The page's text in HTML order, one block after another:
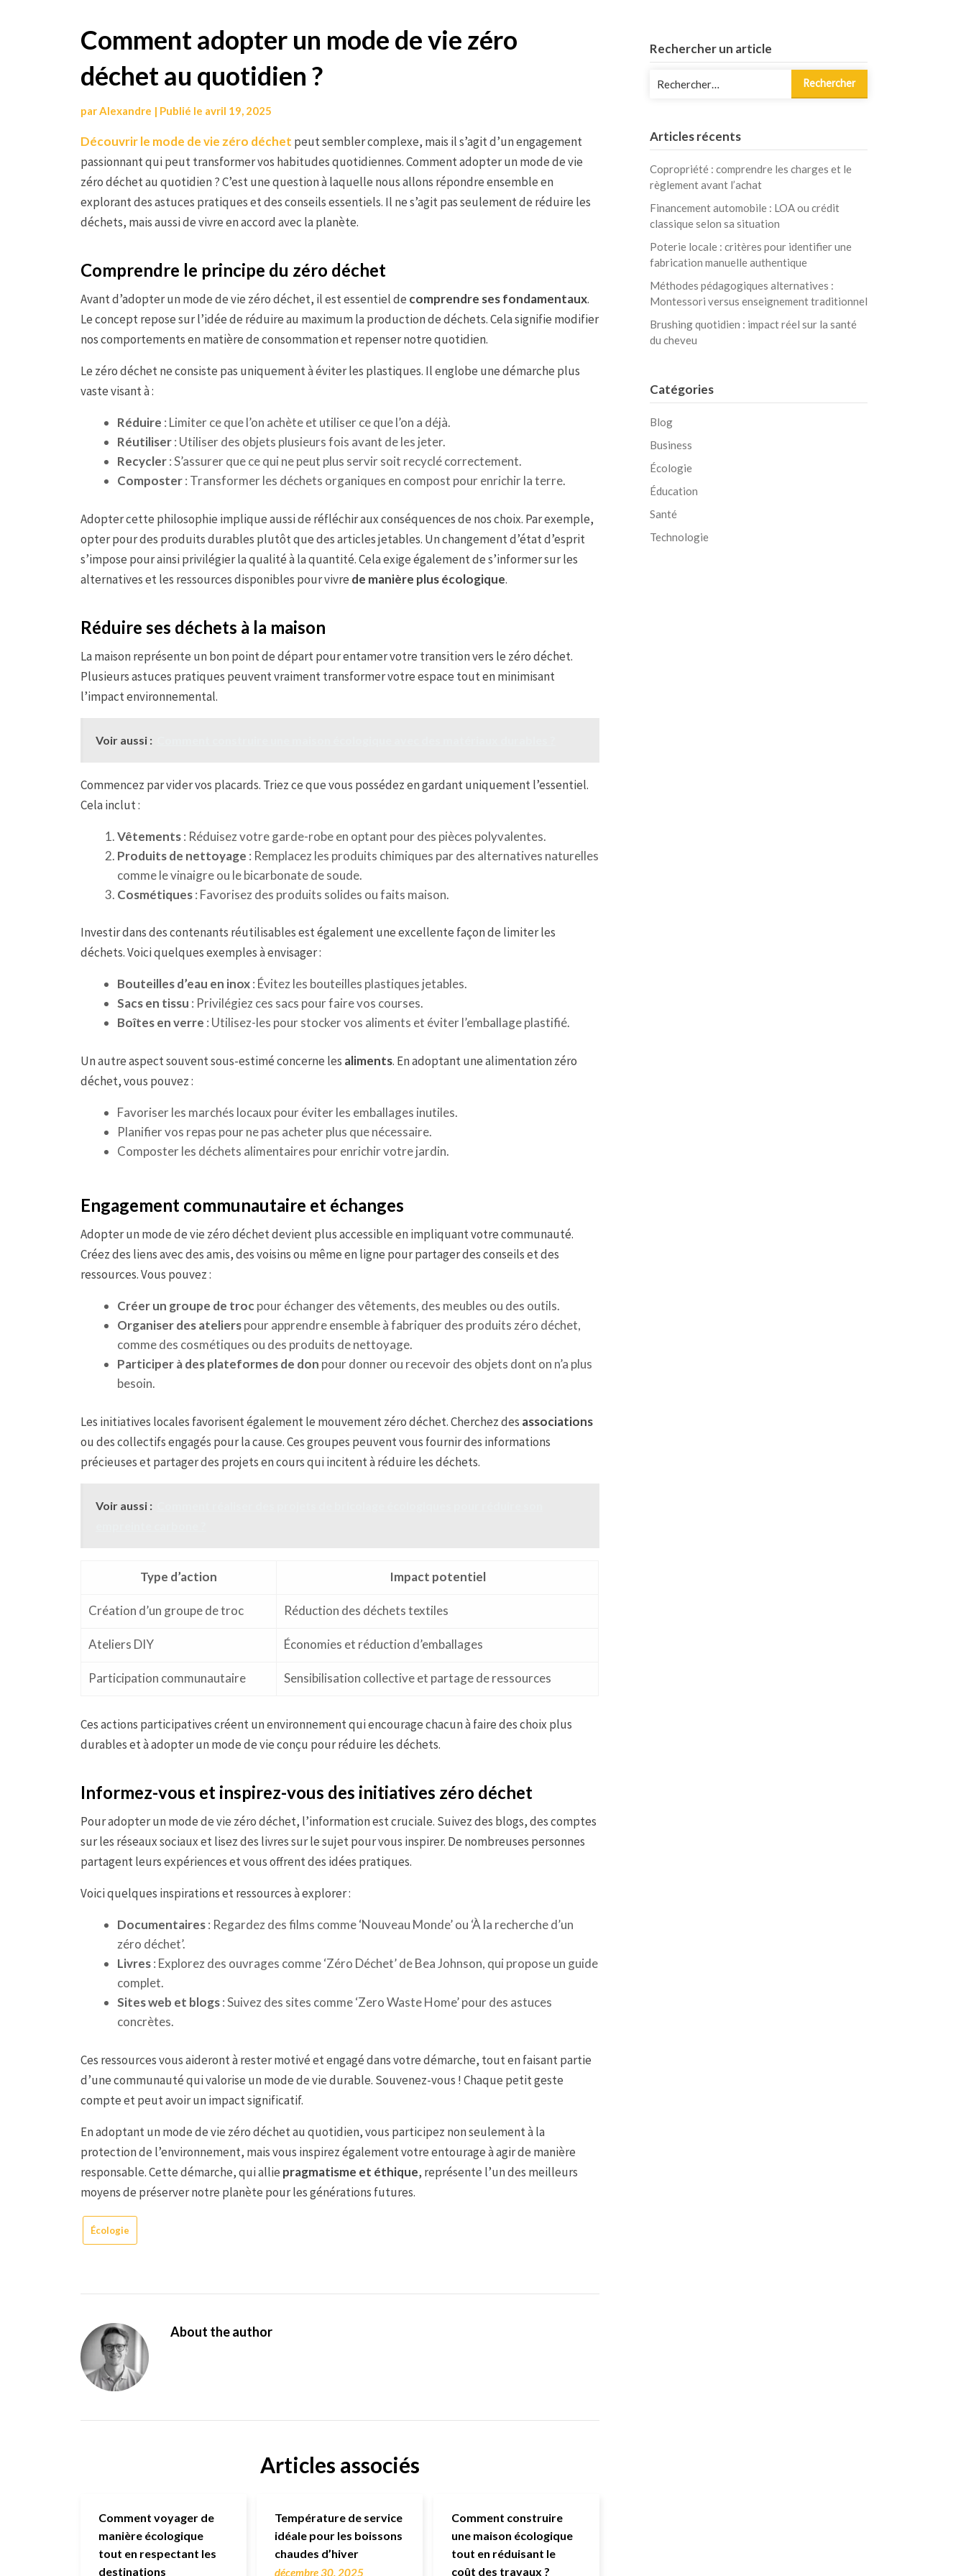
Comment adopter un mode de vie zéro
déchet au quotidien ?
parAlexandre | Publié le avril 19, 2025
Découvrir le mode de vie zéro déchet peut sembler complexe, mais il s’agit d’un engagement
passionnant qui peut transformer vos habitudes quotidiennes. Comment adopter un mode de vie
zéro déchet au quotidien ? C’est une question à laquelle nous allons répondre ensemble en
explorant des astuces pratiques et des conseils essentiels. Il ne s’agit pas seulement de réduire les
déchets, mais aussi de vivre en accord avec la planète.
Comprendre le principe du zéro déchet
Avant d’adopter un mode de vie zéro déchet, il est essentiel de comprendre ses fondamentaux.
Le concept repose sur l’idée de réduire au maximum la production de déchets. Cela signifie modifier
nos comportements en matière de consommation et repenser notre quotidien.
Le zéro déchet ne consiste pas uniquement à éviter les plastiques. Il englobe une démarche plus
vaste visant à :
Réduire : Limiter ce que l’on achète et utiliser ce que l’on a déjà.
Réutiliser: Utiliser des objets plusieurs fois avant de les jeter.
Recycler: S’assurer que ce qui ne peut plus servir soit recyclé correctement.
Composter: Transformer les déchets organiques en compost pour enrichir la terre.
Adopter cette philosophie implique aussi de réfléchir aux conséquences de nos choix. Par exemple,
opter pour des produits durables plutôt que des articles jetables. Un changement d’état d’esprit
s’impose pour ainsi privilégier la qualité à la quantité. Cela exige également de s’informer sur les
alternatives et les ressources disponibles pour vivre de manière plus écologique.
Réduire ses déchets à la maison
La maison représente un bon point de départ pour entamer votre transition vers le zéro déchet.
Plusieurs astuces pratiques peuvent vraiment transformer votre espace tout en minimisant
l’impact environnemental.
Voir aussi :
Commencez par vider vos placards. Triez ce que vous possédez en gardant uniquement l’essentiel.
Cela inclut :
Vêtements: Réduisez votre garde-robe en optant pour des pièces polyvalentes.
Produits de nettoyage : Remplacez les produits chimiques par des alternatives naturelles
comme le vinaigre ou le bicarbonate de soude.
Cosmétiques: Favorisez des produits solides ou faits maison.
Investir dans des contenants réutilisables est également une excellente façon de limiter les
déchets. Voici quelques exemples à envisager :
Bouteilles d’eau en inox: Évitez les bouteilles plastiques jetables.
Sacs en tissu : Privilégiez ces sacs pour faire vos courses.
Boîtes en verre : Utilisez-les pour stocker vos aliments et éviter l’emballage plastifié.
Un autre aspect souvent sous-estimé concerne les aliments. En adoptant une alimentation zéro
déchet, vous pouvez :
Favoriser les marchés locaux pour éviter les emballages inutiles.
Planifier vos repas pour ne pas acheter plus que nécessaire.
Composter les déchets alimentaires pour enrichir votre jardin.
Engagement communautaire et échanges
Adopter un mode de vie zéro déchet devient plus accessible en impliquant votre communauté.
Créez des liens avec des amis, des voisins ou même en ligne pour partager des conseils et des
ressources. Vous pouvez :
Créer un groupe de trocpour échanger des vêtements, des meubles ou des outils.
Organiser des atelierspour apprendre ensemble à fabriquer des produits zéro déchet,
comme des cosmétiques ou des produits de nettoyage.
Participer à des plateformes de don pour donner ou recevoir des objets dont on n’a plus
besoin.
Les initiatives locales favorisent également le mouvement zéro déchet. Cherchez des associations
ou des collectifs engagés pour la cause. Ces groupes peuvent vous fournir des informations
précieuses et partager des projets en cours qui incitent à réduire les déchets.
Voir aussi :
Type d’action Impact potentiel
Création d’un groupe de troc Réduction des déchets textiles
Ateliers DIY Économies et réduction d’emballages
Participation communautaire Sensibilisation collective et partage de ressources
Ces actions participatives créent un environnement qui encourage chacun à faire des choix plus
durables et à adopter un mode de vie conçu pour réduire les déchets.
Informez-vous et inspirez-vous des initiatives zéro déchet
Pour adopter un mode de vie zéro déchet, l’information est cruciale. Suivez des blogs, des comptes
sur les réseaux sociaux et lisez des livres sur le sujet pour vous inspirer. De nombreuses personnes
partagent leurs expériences et vous offrent des idées pratiques.
Voici quelques inspirations et ressources à explorer :
Documentaires: Regardez des films comme ‘Nouveau Monde’ ou ‘À la recherche d’un
zéro déchet’.
Livres: Explorez des ouvrages comme ‘Zéro Déchet’ de Bea Johnson, qui propose un guide
complet.
Sites web et blogs: Suivez des sites comme ‘Zero Waste Home’ pour des astuces
concrètes.
Ces ressources vous aideront à rester motivé et engagé dans votre démarche, tout en faisant partie
d’une communauté qui valorise un mode de vie durable. Souvenez-vous ! Chaque petit geste
compte et peut avoir un impact significatif.
En adoptant un mode de vie zéro déchet au quotidien, vous participez non seulement à la
protection de l’environnement, mais vous inspirez également votre entourage à agir de manière
responsable. Cette démarche, qui allie pragmatisme et éthique, représente l’un des meilleurs
moyens de préserver notre planète pour les générations futures.
Écologie
About the author
Articles associés
Comment voyager de
manière écologique
tout en respectant les
destinations
Température de service
idéale pour les boissons
chaudes d’hiver
décembre 30, 2025
Comment construire
une maison écologique
tout en réduisant le
coût des travaux ?
Rechercher un article
Articles récents
Copropriété : comprendre les charges et le
règlement avant l’achat
Financement automobile : LOA ou crédit
classique selon sa situation
Poterie locale : critères pour identifier une
fabrication manuelle authentique
Méthodes pédagogiques alternatives :
Montessori versus enseignement traditionnel
Brushing quotidien : impact réel sur la santé
du cheveu
Catégories
Blog
Business
Écologie
Éducation
Santé
Technologie